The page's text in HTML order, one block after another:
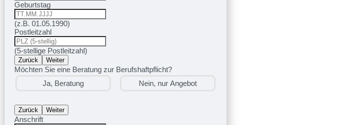
Geburtstag
(z.B. 01.05.1990)
Postleitzahl
(5-stellige Postleitzahl)
Zurück Weiter
Möchten Sie eine Beratung zur Berufshaftpflicht?
Ja, Beratung
Nein, nur Angebot
Zurück Weiter
Anschrift